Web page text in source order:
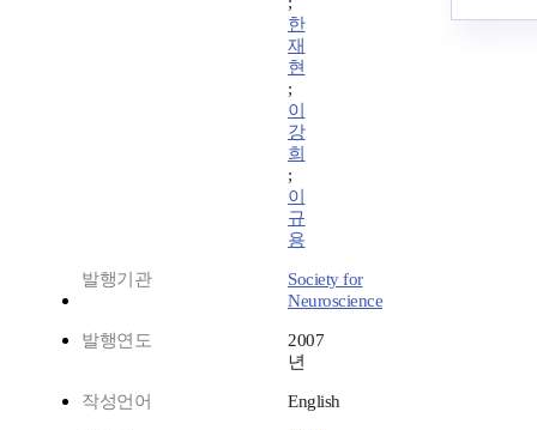
한
재
현
;
이
강
희
;
이
규
용
발행기관
Society for
Neuroscience
발행연도
2007
년
작성언어 English